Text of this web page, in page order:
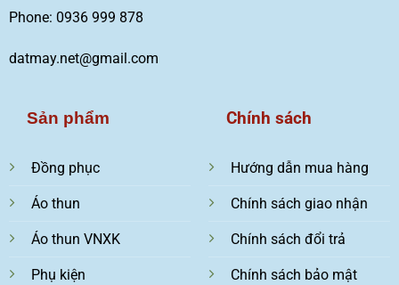
Phone: 0936 999 878
datmay.net@gmail.com
Sản phẩm
Đồng phục
Áo thun
Áo thun VNXK
Phụ kiện
Chính sách
Hướng dẫn mua hàng
Chính sách giao nhận
Chính sách đổi trả
Chính sách bảo mật